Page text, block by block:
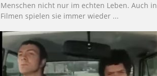
Menschen nicht nur im echten Leben. Auch in
Filmen spielen sie immer wieder ...